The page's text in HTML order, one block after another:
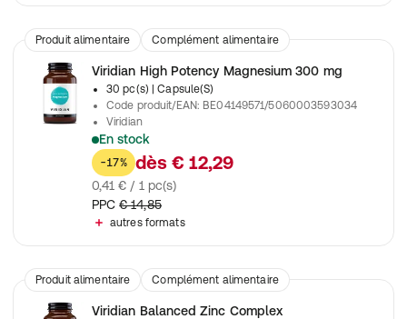
Produit alimentaire Complément alimentaire
Viridian High Potency Magnesium 300 mg
30 pc(s)
| Capsule(S)
Code produit/EAN: BE04149571/5060003593034
Viridian
En stock
Avec une haute teneur de magnésium élémentaire par gélule.
-17% dès € 12,29
0,41 € / 1 pc(s)
PPC € 14,85
autres formats
Produit alimentaire Complément alimentaire
Viridian Balanced Zinc Complex